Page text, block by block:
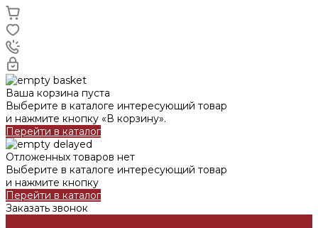
Ваша корзина пуста
Выберите в каталоге интересующий товар
и нажмите кнопку «В корзину».
Перейти в каталог
Отложенных товаров нет
Выберите в каталоге интересующий товар
и нажмите кнопку
Перейти в каталог
Заказать звонок